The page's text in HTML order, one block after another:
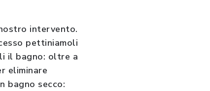
intervento.
pettiniamoli
il bagno: oltre a
eliminare
bagno secco: